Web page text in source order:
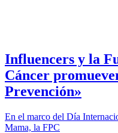
Influencers y la
Cáncer
Prevención»
En el marco del Día
Mama, la FPC